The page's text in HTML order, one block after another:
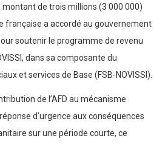
montant de trois millions (3 000 000)
française a accordé au gouvernement
soutenir le programme de revenu
dans sa composante du
et services de Base (FSB-NOVISSI).
de l’AFD au mécanisme
d’urgence aux conséquences
sur une période courte, ce